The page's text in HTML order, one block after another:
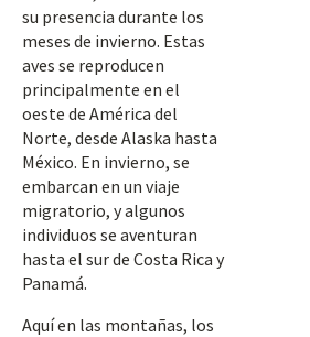
su presencia durante los
meses de invierno. Estas
aves se reproducen
principalmente en el
oeste de América del
Norte, desde Alaska hasta
México. En invierno, se
embarcan en un viaje
migratorio, y algunos
individuos se aventuran
hasta el sur de Costa Rica y
Panamá.
Aquí en las montañas, los